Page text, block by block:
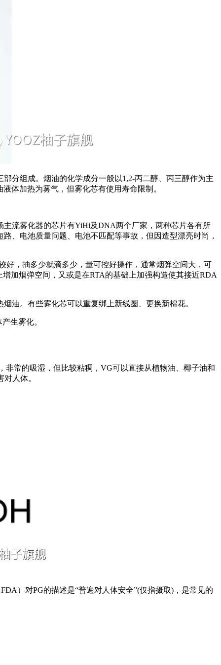
分组成。烟油的化学成分一般以1,2-丙二醇、丙三醇作为主
体加热为雾气，但雾化芯有使用寿命限制。
流雾化器的芯片有YiHi及DNA两个厂家，两种芯片各有所
、电池质量问题、电池不匹配等事故，但因造型漂亮时尚，
，抽多少就滴多少，量可控好操作，通常烟弹空间大，可
加烟弹空间，又或是在RTA的基础上加强构造使其接近RDA
油。有些雾化芯可以重复绑上新线圈、更换新棉花。
生雾化。
常的吸湿，但比较粘稠，VG可以直接从植物油、椰子油和
人体。
）对PG的描述是“普遍对人体安全”(仅指摄取)，是常见的